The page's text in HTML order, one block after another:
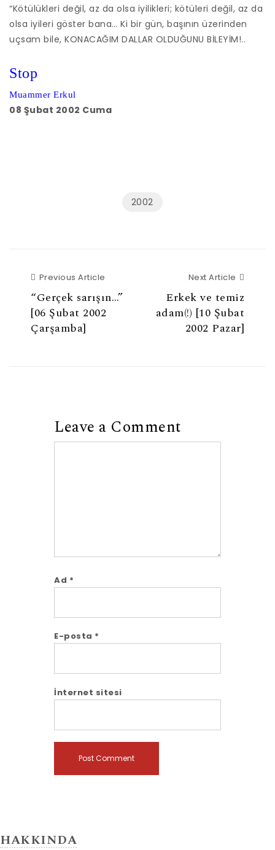
“Kötülükleri değil, az da olsa iyilikleri; kötüleri değil, az da
olsa iyileri göster bana… Ki bir gün, başının üzerinden
uçsam bile, KONACAĞIM DALLAR OLDUĞUNU BİLEYİM!..
Stop
Muammer Erkul
08 Şubat 2002 Cuma
2002
Previous Article
“Gerçek sarışın…”
[06 Şubat 2002
Çarşamba]
Next Article
Erkek ve temiz
adam(!) [10 Şubat
2002 Pazar]
Leave a Comment
Ad *
E-posta *
İnternet sitesi
HAKKINDA